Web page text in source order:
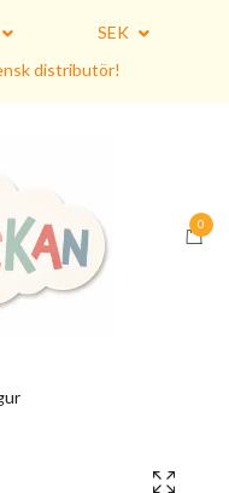
SEK
distributör!
0